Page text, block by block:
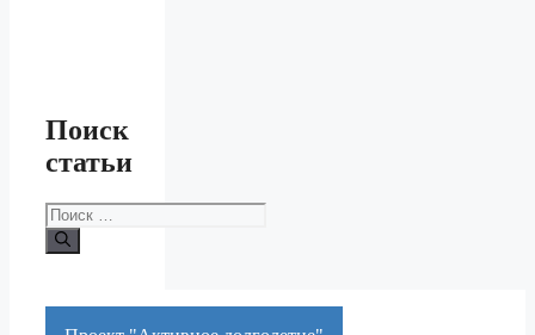
Поиск
статьи
Поиск: